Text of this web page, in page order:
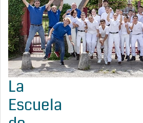
La
Escuela